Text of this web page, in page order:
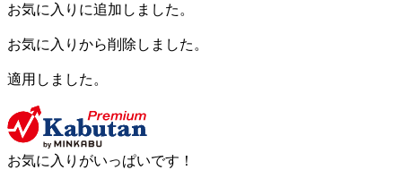
お気に入りに追加しました。
お気に入りから削除しました。
適用しました。
お気に入りがいっぱいです！